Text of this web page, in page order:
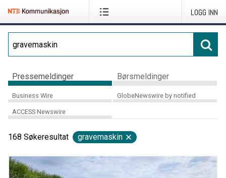
LOGG INN
Pressemeldinger Børsmeldinger
Business Wire GlobeNewswire by notified
ACCESS Newswire
168 Søkeresultat gravemaskin